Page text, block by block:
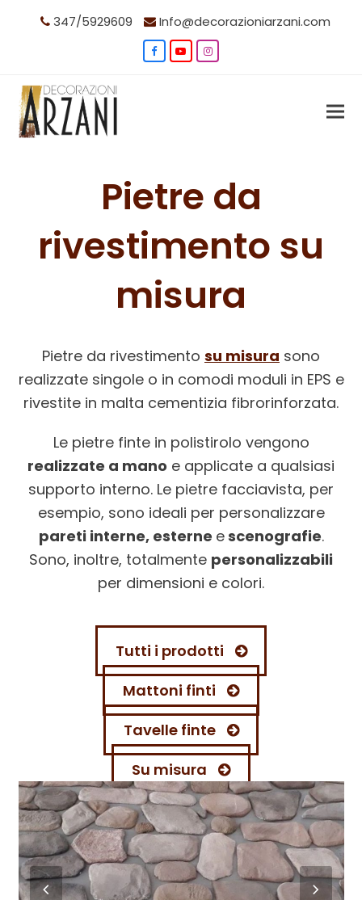
347/5929609 Info@decorazioniarzani.com
Facebook
YouTubeInstagram
Pietre da
rivestimento su
misura
Pietre da rivestimento su misura sono
realizzate singole o in comodi moduli in EPS e
rivestite in malta cementizia fibrorinforzata.
Le pietre finte in polistirolo vengono
realizzate a mano e applicate a qualsiasi
supporto interno. Le pietre facciavista, per
esempio, sono ideali per personalizzare
pareti interne, esterne escenografie.
Sono, inoltre, totalmente personalizzabili
per dimensioni e colori.
Tutti i prodotti
Mattoni finti
Tavelle finte
Su misura
Previous Next